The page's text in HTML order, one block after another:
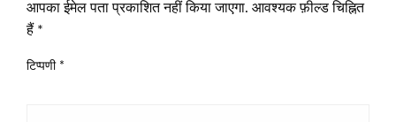
आपका ईमेल पता प्रकाशित नहीं किया जाएगा. आवश्यक फ़ील्ड चिह्नित
हैं *
टिप्पणी *